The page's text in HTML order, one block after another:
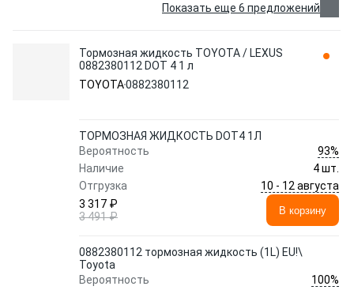
Показать еще 6 предложений
Тормозная жидкость TOYOTA / LEXUS
0882380112 DOT 4 1 л
TOYOTA0882380112
ТОРМОЗНАЯ ЖИДКОСТЬ DOT4 1Л
Вероятность
93%
Наличие
4 шт.
Отгрузка
10 - 12 августа
3 317 ₽
3 491 ₽
В корзину
0882380112 тормозная жидкость (1L) EU!\
Toyota
Вероятность
100%